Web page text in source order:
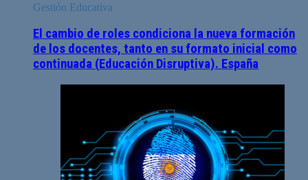
Gestión Educativa
El cambio de roles condiciona la nueva formación
de los docentes, tanto en su formato inicial como
continuada (Educación Disruptiva). España